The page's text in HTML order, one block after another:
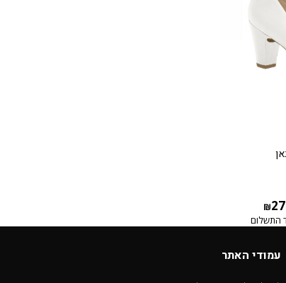
₪
התשלום
עמודי האתר